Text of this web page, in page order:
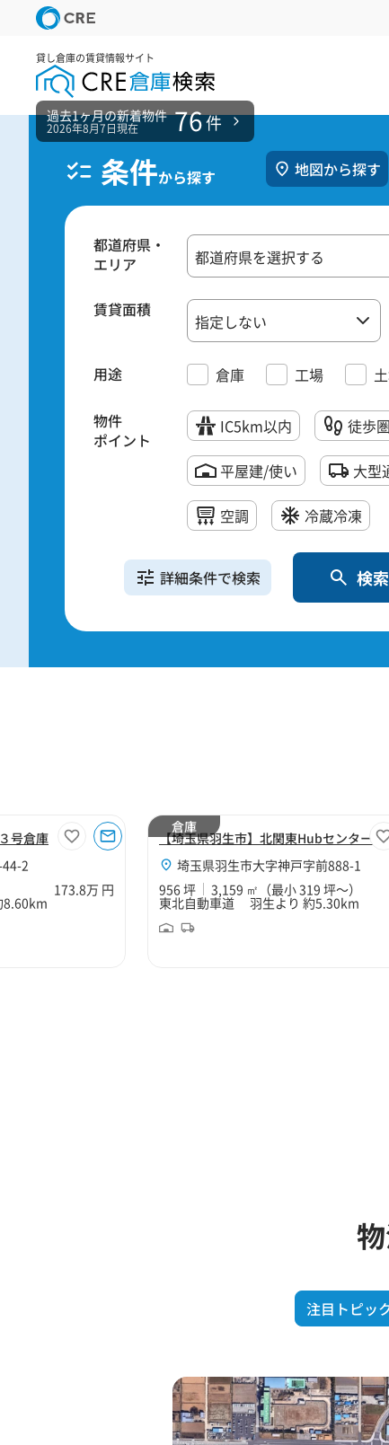
貸し倉庫の賃貸情報サイト
過去1ヶ月の新着物件
2026年8月7日現在 76件
条件から探す 地図から探す
都道府県・
エリア
賃貸面積
用途 倉庫 工場
物件
ポイント
IC5km以内 徒歩
平屋建/使い 大型
空調 冷蔵冷凍
詳細条件で検索 検
（仮称）宮城大和プロジェクト
2028年夏頃
の物流施設
号倉庫
2
173.8万 円
【埼玉県羽生市】北関東Hubセンター
埼玉県羽生市大字神戸字前888-1
956 坪
3,159 ㎡ （最小 319 坪～）
東北自動車道 羽生より 約5.30km
倉庫
注目トピッ